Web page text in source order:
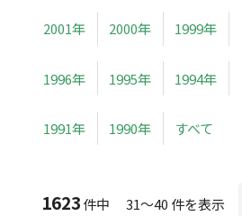
2001年 2000年 1999年
1996年 1995年 1994年
1991年 1990年 すべて
1623件中 31～40 件を表示